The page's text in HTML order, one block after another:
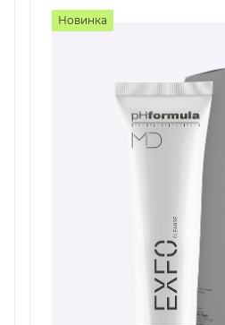
Новинка